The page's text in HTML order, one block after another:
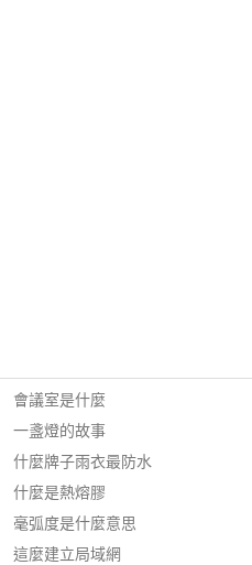
會議室是什麼
一盞燈的故事
什麼牌子雨衣最防水
什麼是熱熔膠
毫弧度是什麼意思
這麼建立局域網